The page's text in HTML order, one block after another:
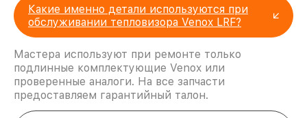
Какие именно детали используются при
обслуживании тепловизора Venox LRF?
Мастера используют при ремонте только
подлинные комплектующие Venox или
проверенные аналоги. На все запчасти
предоставляем гарантийный талон.